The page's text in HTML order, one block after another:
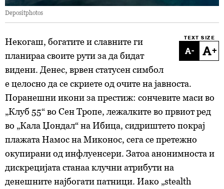
Depositphotos
TEXT SIZE
- +
Некогаш, богатите и славните ги
планираа своите рути за да бидат
видени. Денес, врвен статусен симбол
е целосно да се скриете од очите на јавноста.
Поранешни икони за престиж: сончевите маси во
„Клуб 55“ во Сен Тропе, лежалките во првиот ред
во „Кала Џондал“ на Ибица, сидриштето покрај
плажата Намос на Миконос, сега се претежно
окупирани од инфлуенсери. Затоа анонимноста и
дискрецијата станаа клучни атрибути на
денешните најбогати патници. Иако „stealth